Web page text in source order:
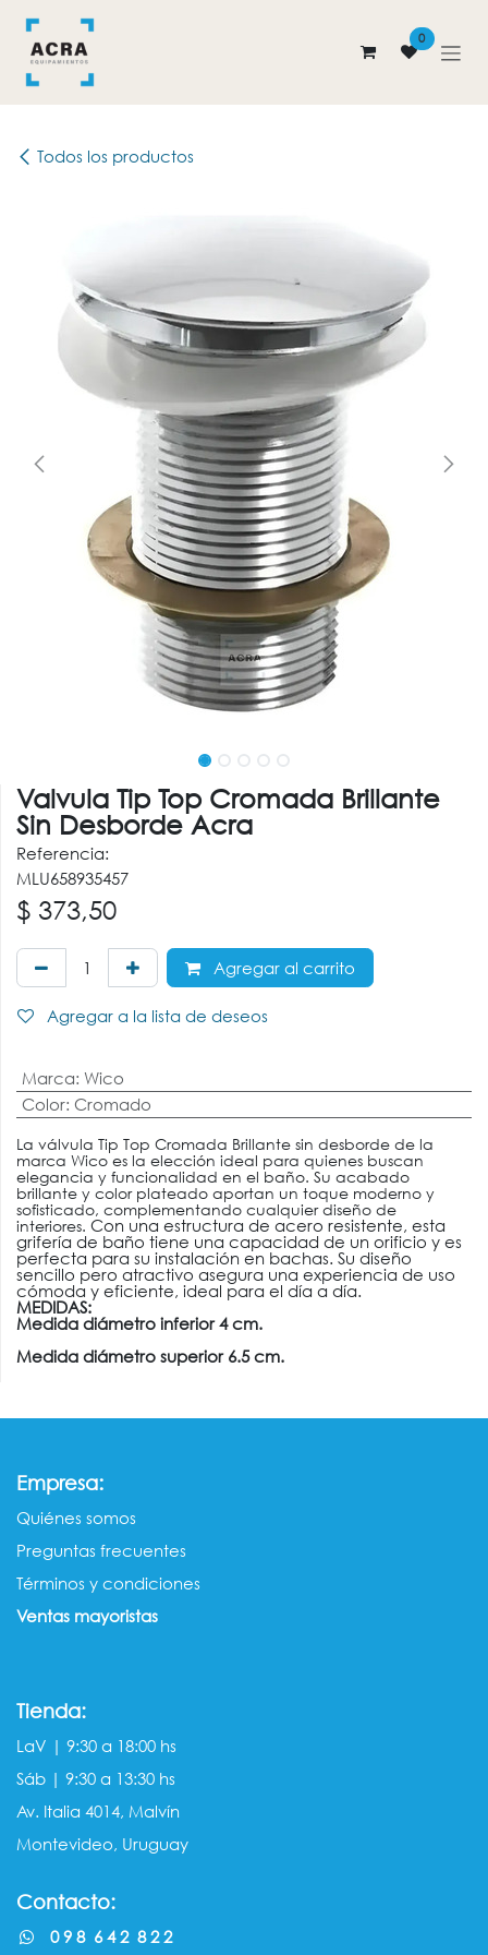
0
Todos los productos
Valvula Tip Top Cromada Brillante
Sin Desborde Acra
Referencia:
MLU658935457
$ 373,50
Agregar al carrito
Agregar a la lista de deseos
Marca: Wico
Color: Cromado
La válvula Tip Top Cromada Brillante sin desborde de la
marca Wico es la elección ideal para quienes buscan
elegancia y funcionalidad en el baño. Su acabado
brillante y color plateado aportan un toque moderno y
sofisticado, complementando cualquier diseño de
interiores. Con una estructura de acero resistente, esta
grifería de baño tiene una capacidad de un orificio y es
perfecta para su instalación en bachas. Su diseño
sencillo pero atractivo asegura una experiencia de uso
cómoda y eficiente, ideal para el día a día.
MEDIDAS:
Medida diámetro inferior 4 cm.
Medida diámetro superior 6.5 cm.
Empresa:
Quiénes somos​​
Preguntas frecuentes
Términos y condiciones
Ventas mayorista​s
Tienda:
LaV | 9:30 a 18:00 hs
Sáb | 9:30 a 13:30 hs
Av. Italia 4014, Malvín
Montevideo, Uruguay
Contacto:
0 9 8 6 4 2 8 2 2